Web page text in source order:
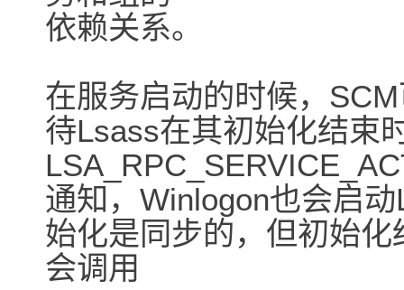
依赖关系。
在服务启动的时候，
待Lsass在其初始化结束
通知，Winlogon也会启
始化是同步的，但初始
会调用